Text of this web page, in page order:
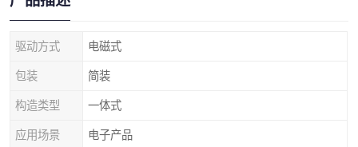
驱动方式 电磁式
包装 简装
构造类型 一体式
应用场景 电子产品